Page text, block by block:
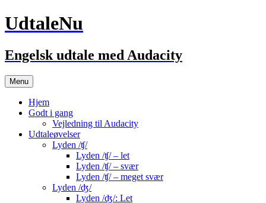
UdtaleNu
Engelsk udtale med Audacity
Menu Hop
til
indhold
Hjem
Godt i gang
Vejledning til Audacity
Udtaleøvelser
Lyden /ʧ/
Lyden /ʧ/ – let
Lyden /ʧ/ – svær
Lyden /ʧ/ – meget svær
Lyden /ʤ/
Lyden /ʤ/: Let